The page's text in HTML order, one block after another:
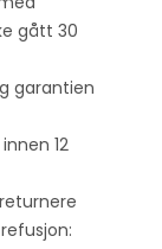
gått 30
garantien
12